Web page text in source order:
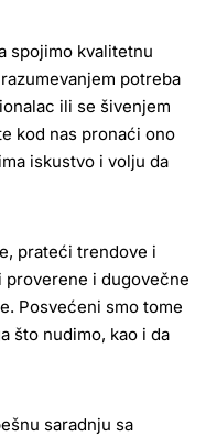
spojimo kvalitetnu
potreba
ili se šivenjem
kod nas pronaći ono
iskustvo i volju da
prateći trendove i
proverene i dugovečne
Posvećeni smo tome
što nudimo, kao i da
saradnju sa